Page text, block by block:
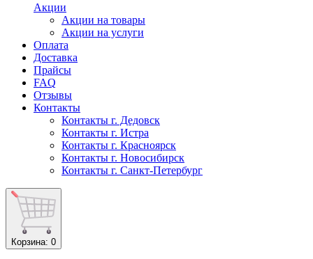
Акции
Акции на товары
Акции на услуги
Оплата
Доставка
Прайсы
FAQ
Отзывы
Контакты
Контакты г. Дедовск
Контакты г. Истра
Контакты г. Красноярск
Контакты г. Новосибирск
Контакты г. Санкт-Петербург
Корзина: 0